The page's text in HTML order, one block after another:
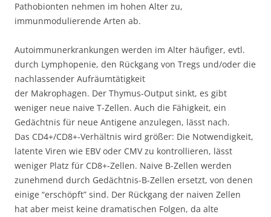
Pathobionten nehmen im hohen Alter zu,
immunmodulierende Arten ab.
Autoimmunerkrankungen werden im Alter häufiger, evtl.
durch Lymphopenie, den Rückgang von Tregs und/oder die
nachlassender Aufräumtätigkeit
der Makrophagen. Der Thymus-Output sinkt, es gibt
weniger neue naive T-Zellen. Auch die Fähigkeit, ein
Gedächtnis für neue Antigene anzulegen, lässt nach.
Das CD4+/CD8+-Verhältnis wird größer: Die Notwendigkeit,
latente Viren wie EBV oder CMV zu kontrollieren, lässt
weniger Platz für CD8+-Zellen. Naive B-Zellen werden
zunehmend durch Gedächtnis-B-Zellen ersetzt, von denen
einige “erschöpft” sind. Der Rückgang der naiven Zellen
hat aber meist keine dramatischen Folgen, da alte